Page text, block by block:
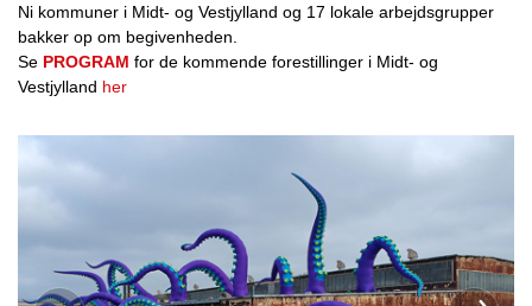
Ni kommuner i Midt- og Vestjylland og 17 lokale arbejdsgrupper
bakker op om begivenheden.
Se PROGRAM for de kommende forestillinger i Midt- og
Vestjylland her